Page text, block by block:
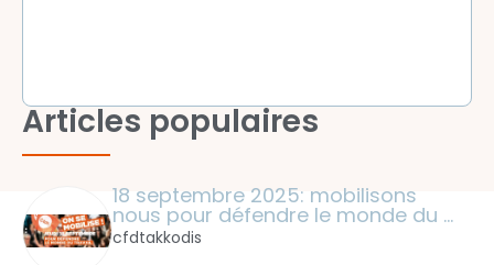
Articles populaires
18 septembre 2025: mobilisons
nous pour défendre le monde du
travail !
cfdtakkodis